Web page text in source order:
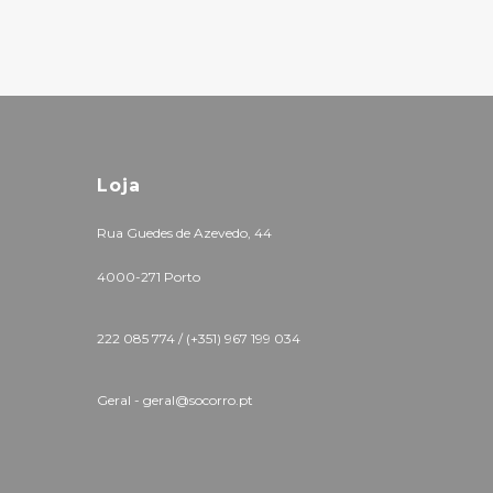
Loja
Rua Guedes de Azevedo, 44
4000-271 Porto
222 085 774 / (+351) 967 199 034
Geral - geral@socorro.pt